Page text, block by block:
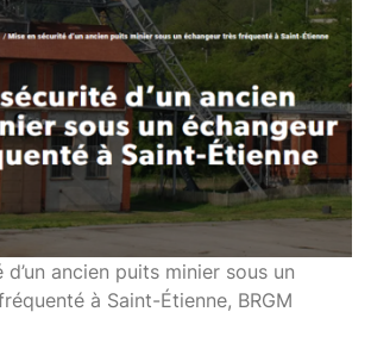
ancien puits minier sous un
à Saint-Étienne, BRGM